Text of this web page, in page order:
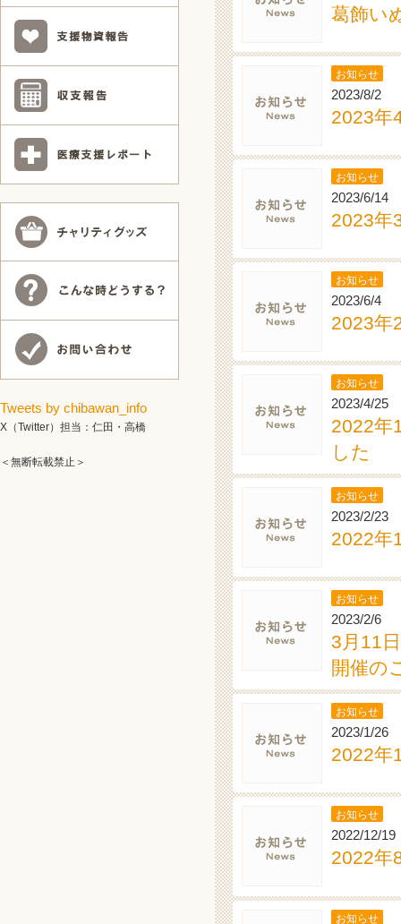
葛飾い
お知らせ
2023/8/2
2023年
お知らせ
2023/6/14
2023年
お知らせ
2023/6/4
2023年
お知らせ
2023/4/25
2022年
した
お知らせ
2023/2/23
2022年
お知らせ
2023/2/6
3月11
開催の
お知らせ
2023/1/26
2022年
お知らせ
2022/12/19
2022年
お知らせ
Tweets by chibawan_info
X（Twitter）担当：仁田・高橋
＜無断転載禁止＞